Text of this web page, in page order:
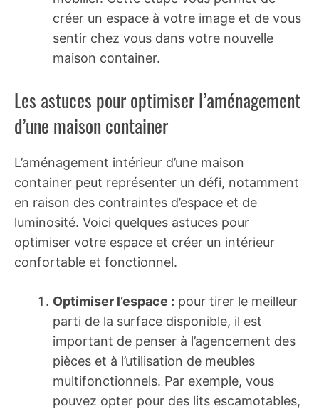
créer un espace à votre image et de vous
sentir chez vous dans votre nouvelle
maison container.
Les astuces pour optimiser l’aménagement
d’une maison container
L’aménagement intérieur d’une maison
container peut représenter un défi, notamment
en raison des contraintes d’espace et de
luminosité. Voici quelques astuces pour
optimiser votre espace et créer un intérieur
confortable et fonctionnel.
Optimiser l’espace : pour tirer le meilleur
parti de la surface disponible, il est
important de penser à l’agencement des
pièces et à l’utilisation de meubles
multifonctionnels. Par exemple, vous
pouvez opter pour des lits escamotables,